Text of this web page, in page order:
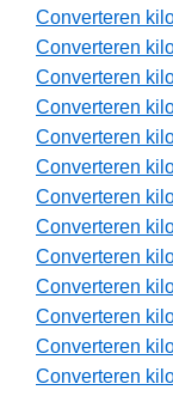
Converteren
Converteren
Converteren
Converteren
Converteren
Converteren
Converteren
Converteren
Converteren
Converteren
Converteren
Converteren
Converteren